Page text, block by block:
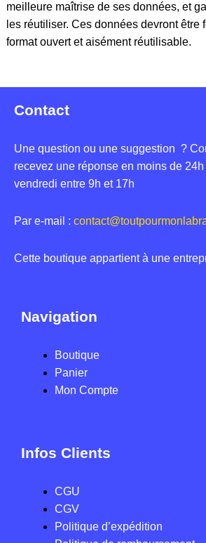
meilleure maîtrise de ses données, et
les réutiliser. Ces données devront être
format ouvert et aisément réutilisable.
Contact
Une question ou une suggestion ?
recevez une réponse en moins de
vendredi entre 9h et 17h
Par e-mail :
Cette boutique appartient à une
Navigation
Boutique
Panier
Mon Compte
Infos Clients
CGU
CGV
Politique d’expédition